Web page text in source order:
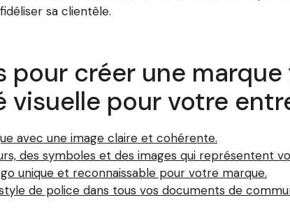
sa clientèle.
pour créer une
visuelle pour votre
avec une image claire et cohérente.
des symboles et des images qui représentent
unique et reconnaissable pour votre marque.
de police dans tous vos documents de